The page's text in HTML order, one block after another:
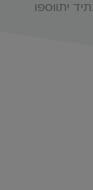
יתווספו